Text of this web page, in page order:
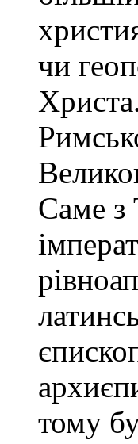
чи
Саме з
тому